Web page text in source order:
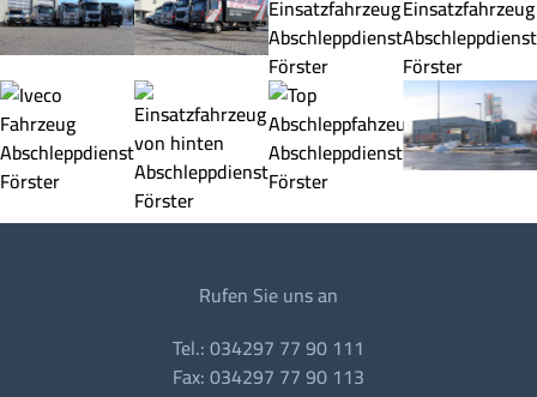
Rufen Sie uns an
Tel.: 034297 77 90 111
Fax: 034297 77 90 113